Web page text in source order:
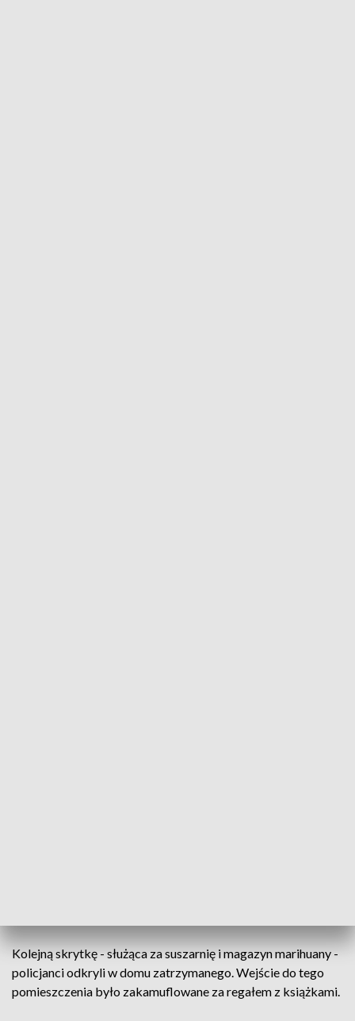
Kolejną skrytkę - służąca za suszarnię i magazyn marihuany -
policjanci odkryli w domu zatrzymanego. Wejście do tego
pomieszczenia było zakamuflowane za regałem z książkami.